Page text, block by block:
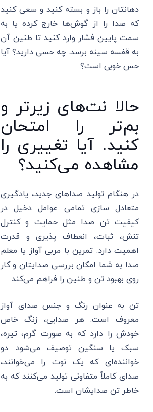
دهانتان را باز و بسته کنید و سعی کنید
که صدا را از گوش‌ها خارج کرده یا به
سمت پایین فشار وارد کنید تا طنین آن
به قفسه سینه برسد. چه حسی دارید؟ آیا
حس خوبی است؟
حالا نت‌های زیرتر و
بم‌تر را امتحان
کنید. آیا تغییری را
مشاهده می‌کنید؟
در هنگام تولید صداهای جدید، یادگیری
متعادل سازی تمامی عوامل دخیل در
کیفیت تن صدا مثل حمایت و کنترل
تنش، ثبات، انعطاف پذیری و قدرت
اهمیت دارد. تمرین با مربی آواز یا معلم
صدا به شما امکان بررسی صدایتان و کار
روی بهبود تن و طنین را فراهم می‌کند.
تن به عنوان رنگ و جنس صدای آواز
معروف است. هر صدایی، زنگ خاص
خودش را دارد که به صورت گرم، تیره،
سبک یا سنگین توصیف می‌شود. دو
خواننده‌ای که یک نوت را می‌خوانند،
صدای کاملاً متفاوتی تولید می‌کنند که به
خاطر تن صدایشان است.